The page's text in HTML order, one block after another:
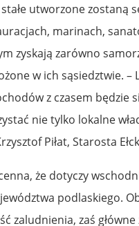
utworzone zostaną
marinach,
zyskają zarówno
w ich sąsiedztwie.
z czasem będzie
nie tylko lokalne
Piłat, Starosta
że dotyczy
podlaskiego.
zaludnienia, zaś